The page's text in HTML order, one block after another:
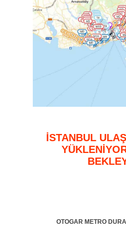
İSTANBUL
OTOGAR METRO